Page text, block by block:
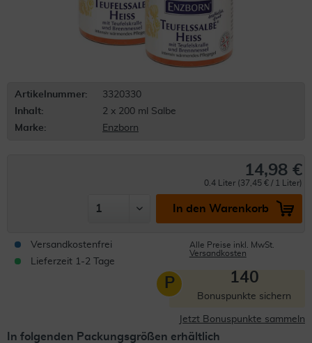
Artikelnummer:
3320330
Inhalt:
2 x 200 ml Salbe
Marke:
Enzborn
14,98 €
0.4 Liter (37,45 € / 1 Liter)
In den Warenkorb
Versandkostenfrei
Lieferzeit 1-2 Tage
Alle Preise inkl. MwSt.
Versandkosten
P 140
Bonuspunkte sichern
Jetzt Bonuspunkte sammeln
In folgenden Packungsgrößen erhältlich